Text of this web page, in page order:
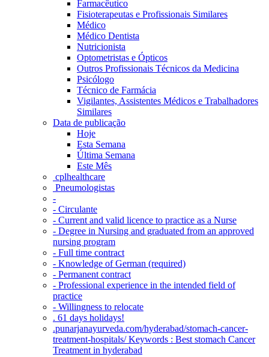
Farmacêutico
Fisioterapeutas e Profissionais Similares
Médico
Médico Dentista
Nutricionista
Optometristas e Ópticos
Outros Profissionais Técnicos da Medicina
Psicólogo
Técnico de Farmácia
Vigilantes, Assistentes Médicos e Trabalhadores
Similares
Data de publicação
Hoje
Esta Semana
Última Semana
Este Mês
‎ cplhealthcare‬
Pneumologistas
-
- Circulante
- Current and valid licence to practice as a Nurse
- Degree in Nursing and graduated from an approved
nursing program
- Full time contract
- Knowledge of German (required)
- Permanent contract
- Professional experience in the intended field of
practice
- Willingness to relocate
. 61 days holidays!
.punarjanayurveda.com/hyderabad/stomach-cancer-
treatment-hospitals/ Keywords : Best stomach Cancer
Treatment in hyderabad